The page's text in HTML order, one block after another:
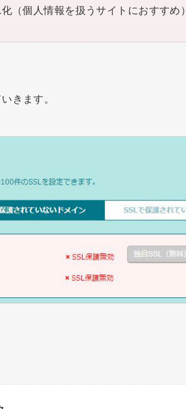
（個人情報を扱うサイトにおすすめ）
きます。